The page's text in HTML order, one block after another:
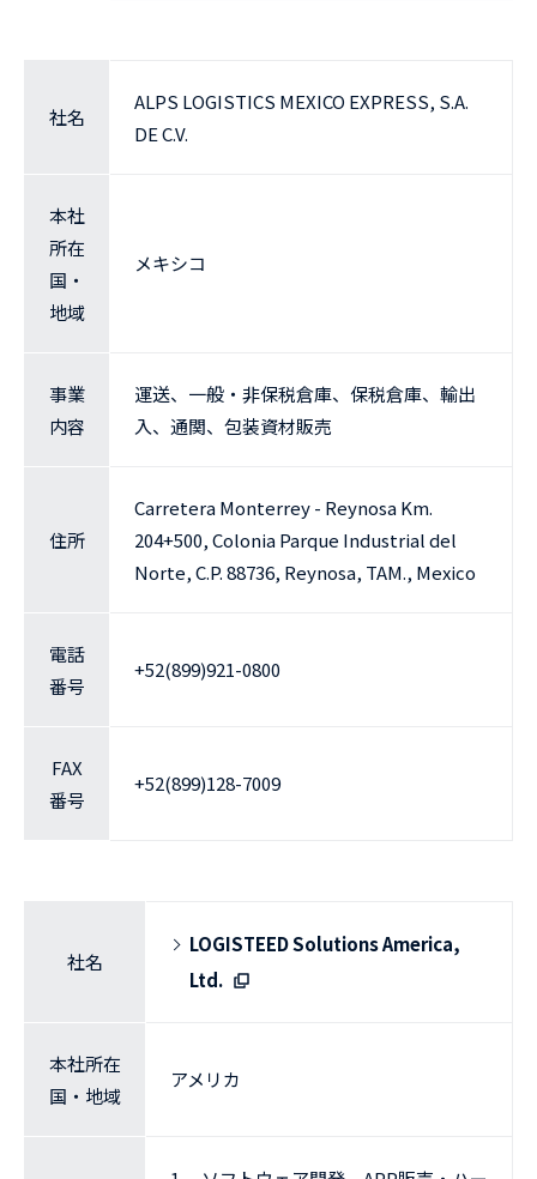
社名
ALPS LOGISTICS MEXICO EXPRESS, S.A.
DE C.V.
本社
所在
国・
地域
メキシコ
事業
内容
運送、一般・非保税倉庫、保税倉庫、輸出
入、通関、包装資材販売
住所
Carretera Monterrey - Reynosa Km.
204+500, Colonia Parque Industrial del
Norte, C.P. 88736, Reynosa, TAM., Mexico
電話
番号
+52(899)921-0800
FAX
番号
+52(899)128-7009
社名
LOGISTEED Solutions America,
Ltd.
本社所在
国・地域
アメリカ